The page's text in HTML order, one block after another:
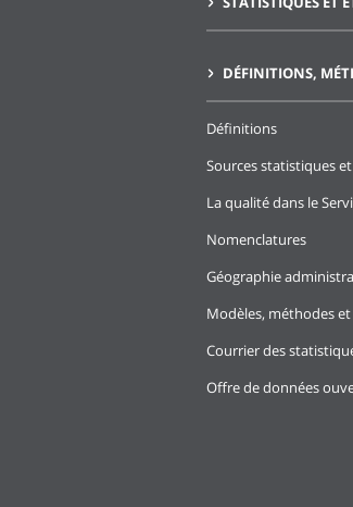
DÉFINITIONS,
Définitions
Sources statistiques
La qualité dans le
Nomenclatures
Géographie
Modèles, méthodes
Courrier des
Offre de données